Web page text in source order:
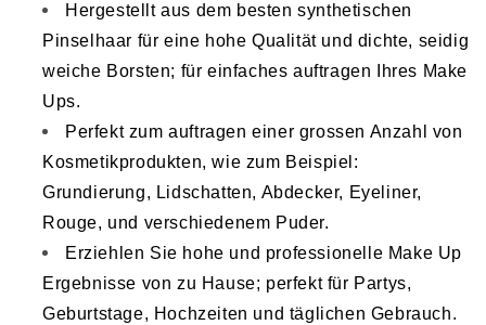
Hergestellt aus dem besten synthetischen
Pinselhaar für eine hohe Qualität und dichte, seidig
weiche Borsten; für einfaches auftragen Ihres Make
Ups.
Perfekt zum auftragen einer grossen Anzahl von
Kosmetikprodukten, wie zum Beispiel:
Grundierung, Lidschatten, Abdecker, Eyeliner,
Rouge, und verschiedenem Puder.
Erziehlen Sie hohe und professionelle Make Up
Ergebnisse von zu Hause; perfekt für Partys,
Geburtstage, Hochzeiten und täglichen Gebrauch.